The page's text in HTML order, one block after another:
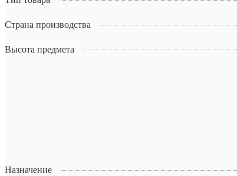
Страна производства
Высота предмета
Назначение